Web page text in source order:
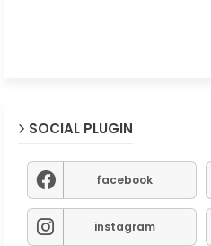
SOCIAL PLUGIN
facebook
instagram